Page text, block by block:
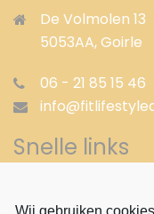
Wij gebruiken
De Volmolen 13
5053AA,Goirle
06 - 21 85 15 46
Snelle links